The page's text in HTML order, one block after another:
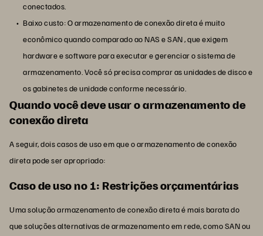
conectados.
Baixo custo: O armazenamento de conexão direta é muito
econômico quando comparado ao NAS e SAN , que exigem
hardware e software para executar e gerenciar o sistema de
armazenamento. Você só precisa comprar as unidades de disco e
os gabinetes de unidade conforme necessário.
Quando você deve usar o armazenamento de
conexão direta
A seguir, dois casos de uso em que o armazenamento de conexão
direta pode ser apropriado:
Caso de uso no 1: Restrições orçamentárias
Uma solução armazenamento de conexão direta é mais barata do
que soluções alternativas de armazenamento em rede, como SAN ou